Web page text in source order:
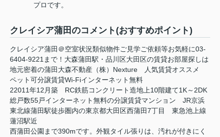
プロです。
クレイシア蒲田のコメント(おすすめポイント)
クレイシア蒲田＠空室状況類似物件ご見学ご依頼等お気軽に03-
6404-9221まで！大森蒲田駅・品川区大田区の賃貸お部屋探しは
地元密着の蒲田大森不動産（株）Nexture 人気賃貸オススメ
ペット可分譲賃貸Wi-Fiインターネット無料
22011年12月築 RC鉄筋コンクリート造地上10階建て1K～2DK
総戸数55戸インターネット無料の分譲賃貸マンション JR京浜
東北線蒲田駅徒歩圏内の東京都大田区西蒲田7丁目 東急池上線
蓮沼駅近
西蒲田公園まで390mです。外観タイル張りは、汚れが付きにく